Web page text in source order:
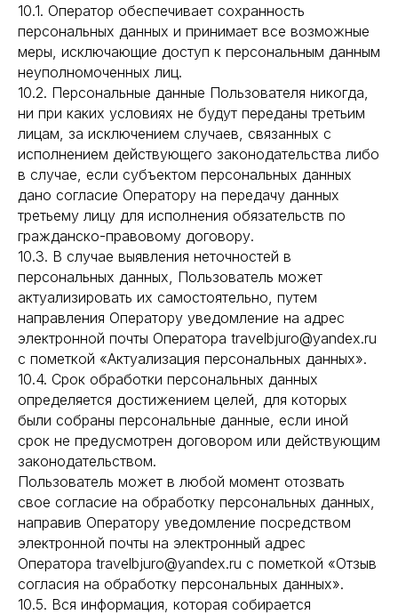
10.1. Оператор обеспечивает сохранность
персональных данных и принимает все возможные
меры, исключающие доступ к персональным данным
неуполномоченных лиц.
10.2. Персональные данные Пользователя никогда,
ни при каких условиях не будут переданы третьим
лицам, за исключением случаев, связанных с
исполнением действующего законодательства либо
в случае, если субъектом персональных данных
дано согласие Оператору на передачу данных
третьему лицу для исполнения обязательств по
гражданско-правовому договору.
10.3. В случае выявления неточностей в
персональных данных, Пользователь может
актуализировать их самостоятельно, путем
направления Оператору уведомление на адрес
электронной почты Оператора travelbjuro@yandex.ru
с пометкой «Актуализация персональных данных».
10.4. Срок обработки персональных данных
определяется достижением целей, для которых
были собраны персональные данные, если иной
срок не предусмотрен договором или действующим
законодательством.
Пользователь может в любой момент отозвать
свое согласие на обработку персональных данных,
направив Оператору уведомление посредством
электронной почты на электронный адрес
Оператора travelbjuro@yandex.ru с пометкой «Отзыв
согласия на обработку персональных данных».
10.5. Вся информация, которая собирается